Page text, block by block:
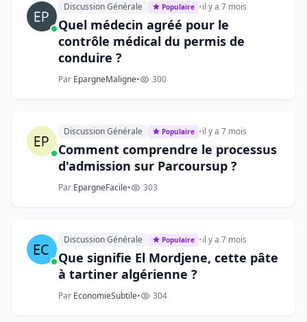
Discussion Générale Populaire •il y a 7 mois
Quel médecin agréé pour le
contrôle médical du permis de
conduire ?
Par EpargneMaligne• 300
Discussion Générale Populaire •il y a 7 mois
Comment comprendre le processus
d'admission sur Parcoursup ?
Par EpargneFacile• 303
Discussion Générale Populaire •il y a 7 mois
Que signifie El Mordjene, cette pâte
à tartiner algérienne ?
Par EconomieSubtile• 304